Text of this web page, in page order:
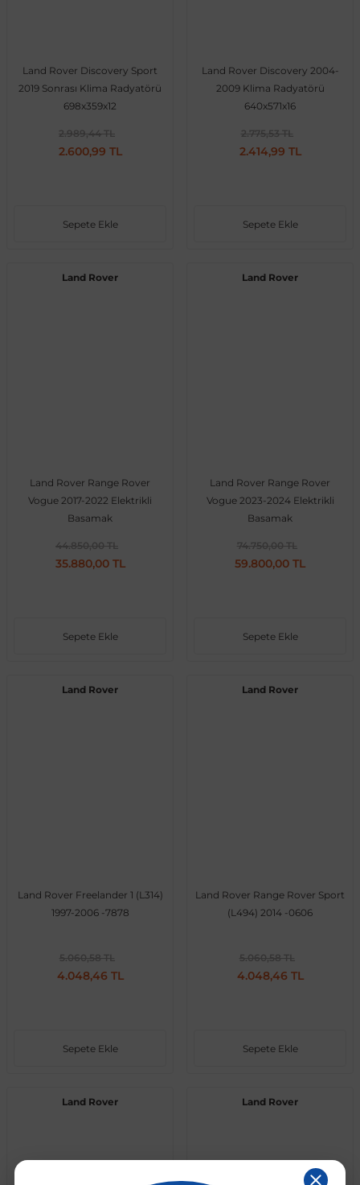
Land Rover Discovery Sport
2019 Sonrası Klima Radyatörü
698x359x12
2.989,44 TL
2.600,99 TL
Sepete Ekle
Land Rover Discovery 2004-
2009 Klima Radyatörü
640x571x16
2.775,53 TL
2.414,99 TL
Sepete Ekle
Land Rover
Land Rover Range Rover
Vogue 2017-2022 Elektrikli
Basamak
44.850,00 TL
35.880,00 TL
Sepete Ekle
Land Rover
Land Rover Range Rover
Vogue 2023-2024 Elektrikli
Basamak
74.750,00 TL
59.800,00 TL
Sepete Ekle
Land Rover
Land Rover Freelander 1 (L314)
1997-2006 -7878
5.060,58 TL
4.048,46 TL
Sepete Ekle
Land Rover
Land Rover Range Rover Sport
(L494) 2014 -0606
5.060,58 TL
4.048,46 TL
Sepete Ekle
Land Rover Land Rover